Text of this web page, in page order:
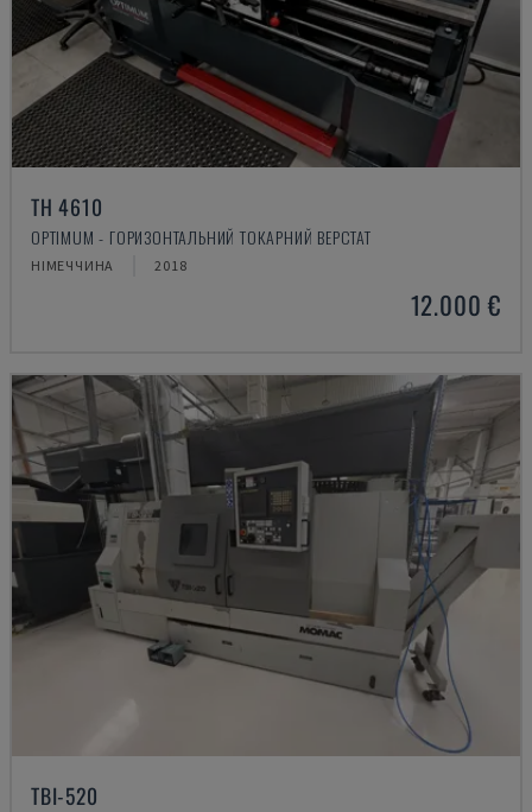
TH 4610
OPTIMUM - ГОРИЗОНТАЛЬНИЙ ТОКАРНИЙ ВЕРСТАТ
НІМЕЧЧИНА 2018
12.000 €
TBI-520